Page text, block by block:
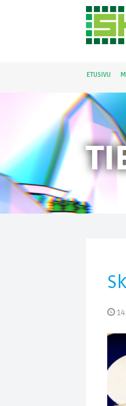
ETUSIVU